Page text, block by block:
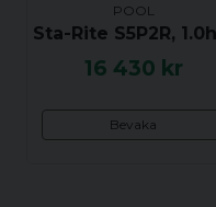
POOL
16 430 kr
Bevaka